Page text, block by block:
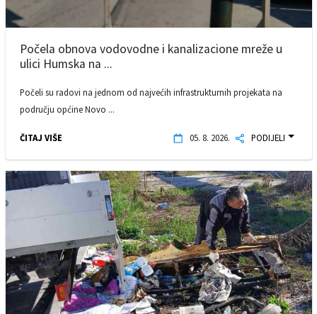
Počela obnova vodovodne i kanalizacione mreže u
ulici Humska na ...
Počeli su radovi na jednom od najvećih infrastrukturnih projekata na
području općine Novo ...
ČITAJ VIŠE 05. 8. 2026. PODIJELI